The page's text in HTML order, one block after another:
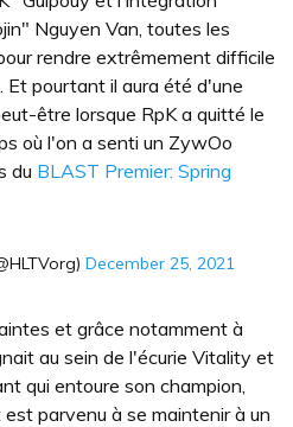
Nguyen Van, toutes les
rendre extrêmement difficile
Et pourtant il aura été d'une
être lorsque RpK a quitté le
où l'on a senti un ZywOo
du BLAST Premier: Spring
December 25, 2021
et grâce notamment à
au sein de l'écurie Vitality et
qui entoure son champion,
parvenu à se maintenir à un